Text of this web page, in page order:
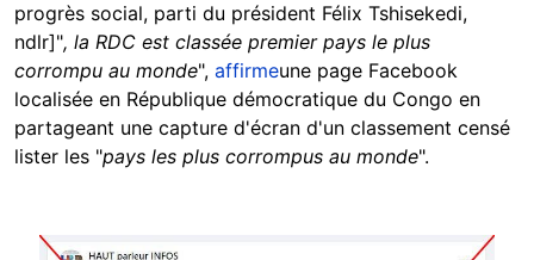
progrès social, parti du président Félix Tshisekedi,
ndlr]", la RDC est classée premier pays le plus
corrompu au monde", affirmeune page Facebook
localisée en République démocratique du Congo en
partageant une capture d'écran d'un classement censé
lister les "pays les plus corrompus au monde".
Image